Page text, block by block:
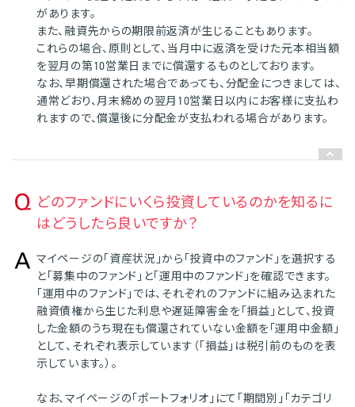
があります。
また、融資先からの期限前返済が生じることもあります。
これらの場合、原則として、当月中に返済を受けた元本相当額
を翌月の第10営業日までに償還するものとしております。
なお、早期償還された場合であっても、分配金につきましては、
通常どおり、月末締めの翌月10営業日以内にお客様に支払わ
れますので、償還後に分配金が支払われる場合があります。
どのファンドにいくら投資しているのかを知るに
はどうしたら良いですか？
マイページの「資産状況」から「投資中のファンド」を選択する
と「募集中のファンド」と「運用中のファンド」を確認できます。
「運用中のファンド」では、それぞれのファンドに組み込まれた
融資債権から生じた利息や遅延障害金を「損益」として、投資
した金額のうち現在も償還されていない金額を「運用中金額」
として、それぞれ表示しています（「損益」は税引前のものを表
示しています。）。
なお、マイページの「ポートフォリオ」にて「期間別」「カテゴリ